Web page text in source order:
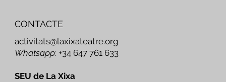
CONTACTE
activitats@laxixateatre.org
Whatsapp: +34 647 761 633
SEU de La Xixa